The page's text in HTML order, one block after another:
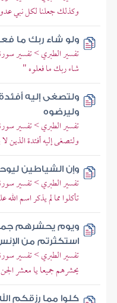
وكذلك جعلنا لكل نبي
ولو شاء ربك ما
تفسير الطبري > تفسير
شاء ربك ما فعلوه "
ولتصغى إليه أفئدة
وليرضوه
تفسير الطبري > تفسير
ولتصغى إليه أفئدة الذين
وإن الشياطين
تفسير الطبري > تفسير
تأكلوا مما لم يذكر اسم الله
ويوم يحشرهم
استكثرتم من
تفسير الطبري > تفسير
يحشرهم جميعا يا معشر
كلوا مما رزقكم